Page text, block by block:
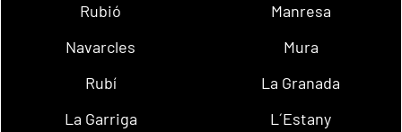
Rubió
Manresa
Navarcles
Mura
Rubí
La Granada
La Garriga
L´Estany